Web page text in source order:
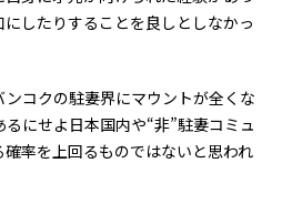
したりすることを良しとしなかっ
コクの駐妻界にマウントが全くな
にせよ日本国内や“非”駐妻コミュ
率を上回るものではないと思われ